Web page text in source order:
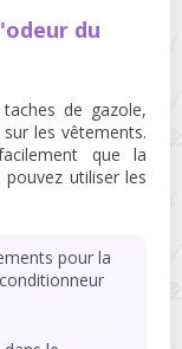
du
de gazole,
les vêtements.
que la
utiliser les
pour la